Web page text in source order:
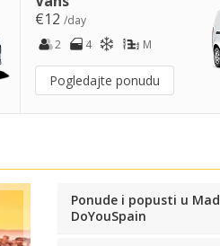
€12 /day
2
4 M
Pogledajte ponudu
Ponude i popusti u
DoYouSpain